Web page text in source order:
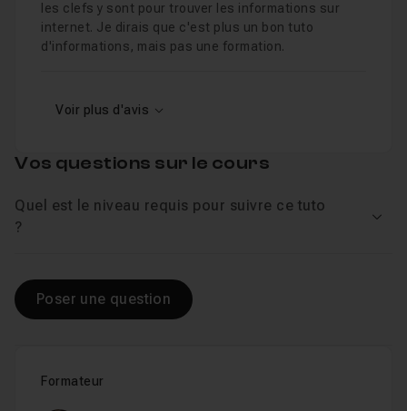
les clefs y sont pour trouver les informations sur
internet. Je dirais que c'est plus un bon tuto
d'informations, mais pas une formation.
Voir plus d'avis
Formateur
Vos questions sur le cours
Quel est le niveau requis pour suivre ce tuto
?
Poser une question